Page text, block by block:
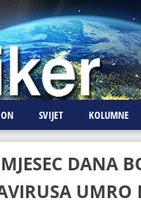
SVIJET KOLUMNE
DANA
UMRO